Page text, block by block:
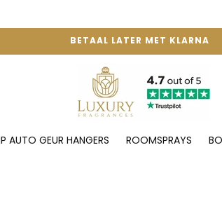
BETAAL LATER MET KLARNA
AUTO GEUR HANGERS ROOMSPRAYS